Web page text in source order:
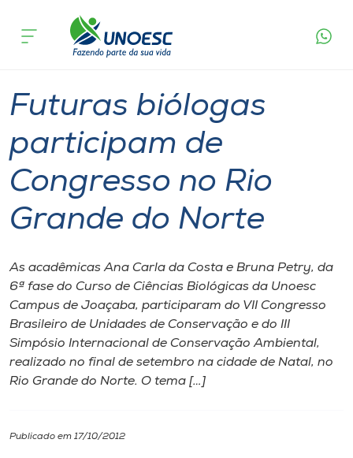
Cursos
Atendimento ao Estudante
Portal de Ensino
A
Internacionalização
I.nova
Diplomados
acontece
Futuras biólogas
participam de
Congresso no Rio
Grande do Norte
As acadêmicas Ana Carla da Costa e Bruna Petry, da
6ª fase do Curso de Ciências Biológicas da Unoesc
Campus de Joaçaba, participaram do VII Congresso
Brasileiro de Unidades de Conservação e do III
Simpósio Internacional de Conservação Ambiental,
realizado no final de setembro na cidade de Natal, no
Rio Grande do Norte. O tema […]
Publicado em 17/10/2012